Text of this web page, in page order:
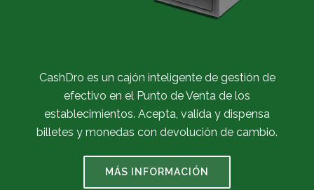
CashDro es un cajón inteligente de gestión de
efectivo en el Punto de Venta de los
establecimientos. Acepta, valida y dispensa
billetes y monedas con devolución de cambio.
MÁS INFORMACIÓN